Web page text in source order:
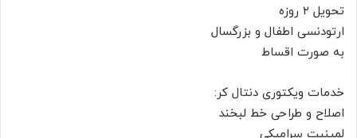
تحویل ۲ روزه
ارتودنسی اطفال و بزرگسال
به صورت اقساط
خدمات ویکتوری دنتال کر:
اصلاح و طراحی خط لبخند
لمینیت سرامیکی